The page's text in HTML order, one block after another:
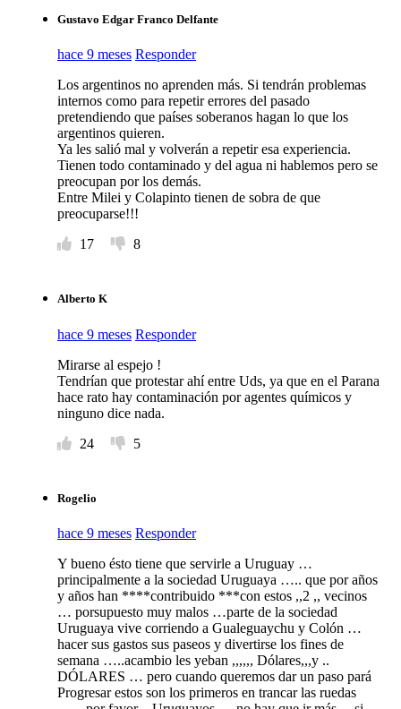
Gustavo Edgar Franco Delfante
hace 9 meses Responder
Los argentinos no aprenden más. Si tendrán problemas
internos como para repetir errores del pasado
pretendiendo que países soberanos hagan lo que los
argentinos quieren.
Ya les salió mal y volverán a repetir esa experiencia.
Tienen todo contaminado y del agua ni hablemos pero se
preocupan por los demás.
Entre Milei y Colapinto tienen de sobra de que
preocuparse!!!
17
8
Alberto K
hace 9 meses Responder
Mirarse al espejo !
Tendrían que protestar ahí entre Uds, ya que en el Parana
hace rato hay contaminación por agentes químicos y
ninguno dice nada.
24
5
Rogelio
hace 9 meses Responder
Y bueno ésto tiene que servirle a Uruguay …
principalmente a la sociedad Uruguaya ….. que por años
y años han ****contribuido ***con estos ,,2 ,, vecinos
… porsupuesto muy malos …parte de la sociedad
Uruguaya vive corriendo a Gualeguaychu y Colón …
hacer sus gastos sus paseos y divertirse los fines de
semana …..acambio les yeban ,,,,,, Dólares,,,y ..
DÓLARES … pero cuando queremos dar un paso pará
Progresar estos son los primeros en trancar las ruedas